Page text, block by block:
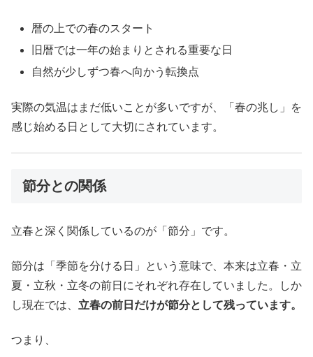
暦の上での春のスタート
旧暦では一年の始まりとされる重要な日
自然が少しずつ春へ向かう転換点
実際の気温はまだ低いことが多いですが、「春の兆し」を
感じ始める日として大切にされています。
節分との関係
立春と深く関係しているのが「節分」です。
節分は「季節を分ける日」という意味で、本来は立春・立
夏・立秋・立冬の前日にそれぞれ存在していました。しか
し現在では、 立春の前日だけが節分として残っています。
つまり、